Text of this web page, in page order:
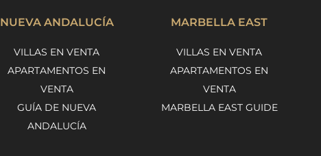
NUEVA ANDALUCÍA
VILLAS EN VENTA
APARTAMENTOS EN
VENTA
GUÍA DE NUEVA
ANDALUCÍA
MARBELLA EAST
VILLAS EN VENTA
APARTAMENTOS EN
VENTA
MARBELLA EAST GUIDE